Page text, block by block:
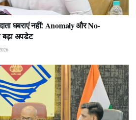
घबराएं नहीं! Anomaly और No-
बड़ा अपडेट